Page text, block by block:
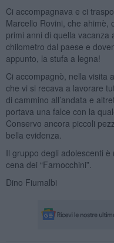
Ci accompagnava e ci
Marcello Rovini, che ahimè,
primi anni di quella
chilometro dal paese e
appunto, la stufa a legna!
Ci accompagnò, nella visita
che vi si recava a lavorare
di cammino all’andata e
portava una falce con la
Conservo ancora piccoli
bella evidenza.
Il gruppo degli adolescenti
cena dei “Farnocchini”.
Dino Fiumalbi